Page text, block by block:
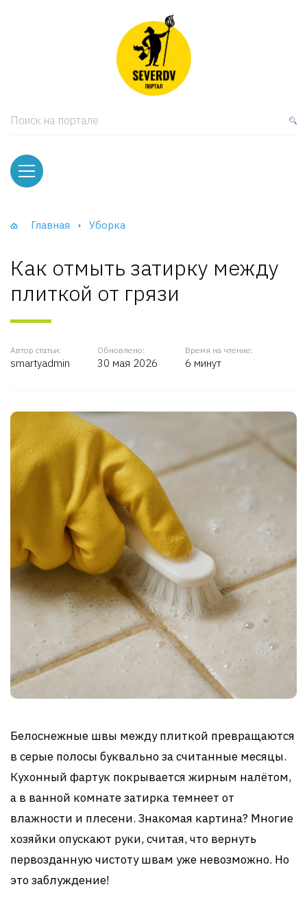
Поиск на портале
Главная Уборка
Как отмыть затирку между
плиткой от грязи
Автор статьи:
smartyadmin
Обновлено:
30 мая 2026
Время на чтение:
6 минут
Белоснежные швы между плиткой превращаются
в серые полосы буквально за считанные месяцы.
Кухонный фартук покрывается жирным налётом,
а в ванной комнате затирка темнеет от
влажности и плесени. Знакомая картина? Многие
хозяйки опускают руки, считая, что вернуть
первозданную чистоту швам уже невозможно. Но
это заблуждение!
и тумбы